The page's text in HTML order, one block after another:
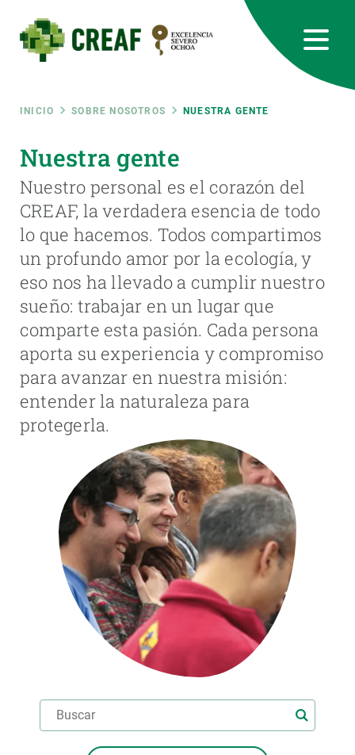
contenido
principal
Ruta
de
navegación
INICIO SOBRE NOSOTROS NUESTRA GENTE
Nuestra gente
Nuestro personal es el corazón del
CREAF, la verdadera esencia de todo
lo que hacemos. Todos compartimos
un profundo amor por la ecología, y
eso nos ha llevado a cumplir nuestro
sueño: trabajar en un lugar que
comparte esta pasión. Cada persona
aporta su experiencia y compromiso
para avanzar en nuestra misión:
entender la naturaleza para
protegerla.
RRSS
Featured
responsive
INTRANET
Responsive
menu
SOBRE NOSOTROS
INVESTIGACIÓN
CIENCIA EN ACCIÓN
ÚNETE A NOSOTROS
PARTICIPA
NOTICIAS Y AGENDA